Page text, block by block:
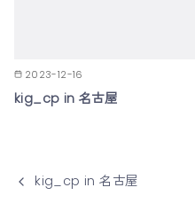
2023-12-16
kig_cp in 名古屋
kig_cp in 名古屋